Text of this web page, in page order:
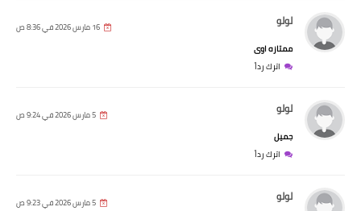
لولو 16 مارس 2026 في 8:36 ص
ممتازه اوى
اترك رداً
لولو 5 مارس 2026 في 9:24 ص
جميل
اترك رداً
لولو 5 مارس 2026 في 9:23 ص